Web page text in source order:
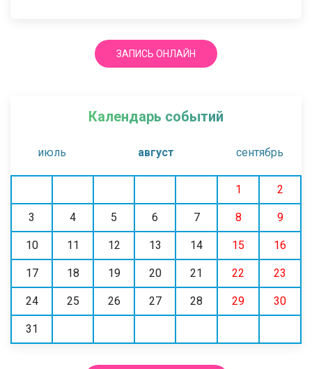
ЗАПИСЬ ОНЛАЙН
Календарь событий
июль август сентябрь
1 2
3 4 5 6 7 8 9
10 11 12 13 14 15 16
17 18 19 20 21 22 23
24 25 26 27 28 29 30
31